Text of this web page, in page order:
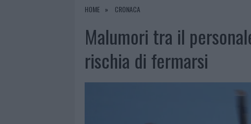
7 AGOSTO 2026
|
HOME CRONACA
Malumori tra il
rischia di fermarsi